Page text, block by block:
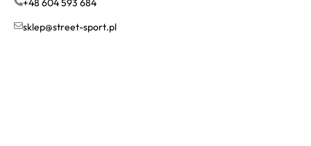
+48 604 593 684
sklep@street-sport.pl